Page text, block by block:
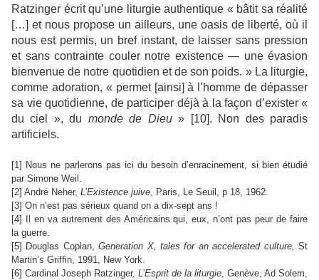
Ratzinger écrit qu’une liturgie authentique « bâtit sa réalité
[…] et nous propose un ailleurs, une oasis de liberté, où il
nous est permis, un bref instant, de laisser sans pression
et sans contrainte couler notre existence — une évasion
bienvenue de notre quotidien et de son poids. » La liturgie,
comme adoration, « permet [ainsi] à l’homme de dépasser
sa vie quotidienne, de participer déjà à la façon d’exister «
du ciel », du monde de Dieu» [10]. Non des paradis
artificiels.
[1] Nous ne parlerons pas ici du besoin d’enracinement, si bien étudié
par Simone Weil.
[2] André Neher, L’Existence juive, Paris, Le Seuil, p 18, 1962.
[3] On n’est pas sérieux quand on a dix-sept ans !
[4]
Il en va autrement des Américains qui, eux, n’ont pas peur de faire
la guerre.
[5] Douglas Coplan,Generation X, tales for an accelerated culture, St
Martin’s Griffin, 1991, New York.
[6] Cardinal Joseph Ratzinger, L’Esprit de la liturgie, Genève, Ad Solem,